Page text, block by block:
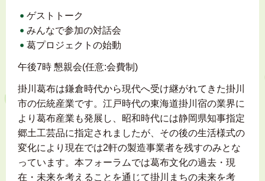
ゲストトーク
みんなで参加の対話会
葛プロジェクトの始動
午後7時 懇親会(任意:会費制)
掛川葛布は鎌倉時代から現代へ受け継がれてきた掛川
市の伝統産業です。江戸時代の東海道掛川宿の業界に
より葛布産業も発展し、昭和時代には静岡県知事指定
郷土工芸品に指定されましたが、その後の生活様式の
変化により現在では2軒の製造事業者を残すのみとな
っています。本フォーラムでは葛布文化の過去・現
在・未来を考えることを通じて掛川まちの未来を考